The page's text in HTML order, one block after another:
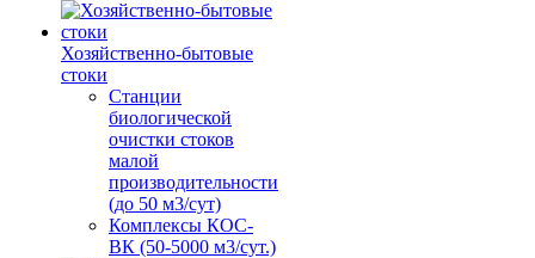
Хозяйственно-бытовые
стоки
Станции
биологической
очистки стоков
малой
производительности
(до 50 м3/сут)
Комплексы КОС-
ВК (50-5000 м3/сут.)